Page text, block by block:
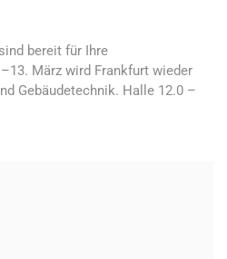
bereit für Ihre
März wird Frankfurt wieder
Gebäudetechnik. Halle 12.0 –